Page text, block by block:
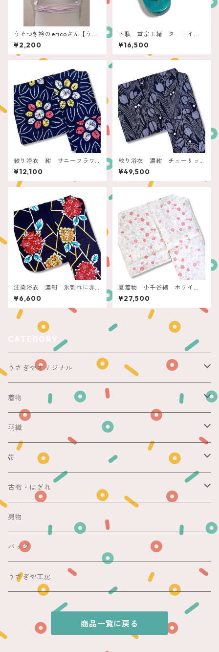
うそつき衿のericoさん【うさ
ぎやoriginal】
¥2,200
下駄 重宗玉緒 ターコイ
ズ フラワー刺繍
¥16,500
絞り浴衣 紺 サニーフラワ
ー
¥12,100
絞り浴衣 濃紺 チューリッ
プ
¥49,500
注染浴衣 濃紺 氷割れに赤
黄の紫陽花
¥6,600
夏着物 小千谷縮 ホワイ
ト コーラル枝花
¥27,500
うさぎやオリジナル
ericoさん
レース足袋
マスキングテープ
防虫香
着物
袷
銘仙
紬
単衣
銘仙
紬
その他
夏
浴衣
夏着物
銘仙
羽織
銘仙
その他
帯
名古屋帯
袋帯
昼夜帯
夏帯
古布・はぎれ
切売り
銘仙
銘仙集め
木綿・麻
男物
バッグ
うさぎや工房
商品一覧に戻る